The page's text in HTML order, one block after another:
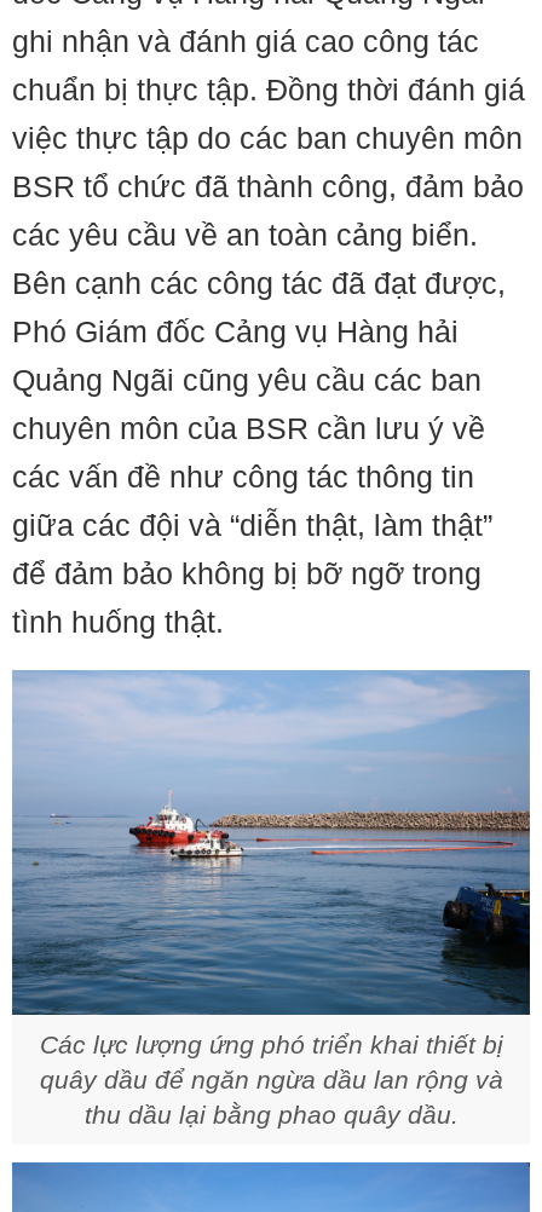
ghi nhận và đánh giá cao công tác
chuẩn bị thực tập. Đồng thời đánh giá
việc thực tập do các ban chuyên môn
BSR tổ chức đã thành công, đảm bảo
các yêu cầu về an toàn cảng biển.
Bên cạnh các công tác đã đạt được,
Phó Giám đốc Cảng vụ Hàng hải
Quảng Ngãi cũng yêu cầu các ban
chuyên môn của BSR cần lưu ý về
các vấn đề như công tác thông tin
giữa các đội và “diễn thật, làm thật”
để đảm bảo không bị bỡ ngỡ trong
tình huống thật.
Các lực lượng ứng phó triển khai thiết bị
quây dầu để ngăn ngừa dầu lan rộng và
thu dầu lại bằng phao quây dầu.